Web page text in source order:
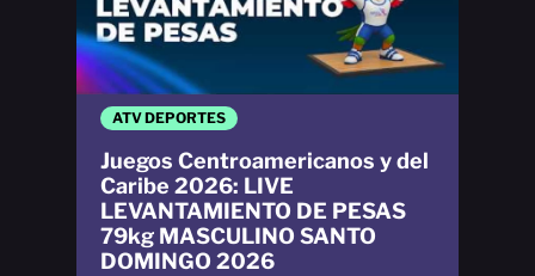
ATV DEPORTES
Juegos Centroamericanos y del
Caribe 2026: LIVE
LEVANTAMIENTO DE PESAS
79kg MASCULINO SANTO
DOMINGO 2026